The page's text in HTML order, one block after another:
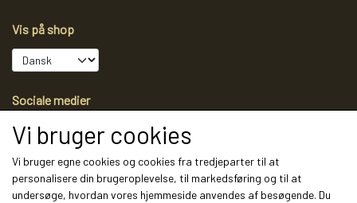
Vis på shop
Sociale medier
Modtag vores nyhedsbrev via e-mail
Vi bruger cookies
Vi bruger egne cookies og cookies fra tredjeparter til at
personalisere din brugeroplevelse, til markedsføring og til at
undersøge, hvordan vores hjemmeside anvendes af besøgende. Du